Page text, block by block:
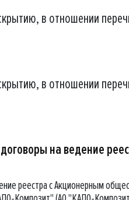
в отношении
в отношении
на ведение
реестра с Акционерным